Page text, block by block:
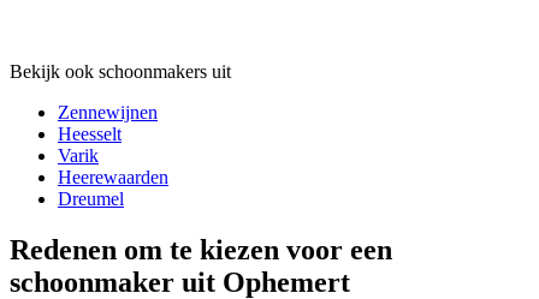
Bekijk ook schoonmakers uit
Zennewijnen
Heesselt
Varik
Heerewaarden
Dreumel
Redenen om te kiezen voor een
schoonmaker uit Ophemert